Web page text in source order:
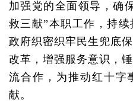
加强党的全面领导，确
救三献”本职工作，持
政府织密织牢民生兜底
改革，增强服务意识，
流合作，为推动红十字
献。